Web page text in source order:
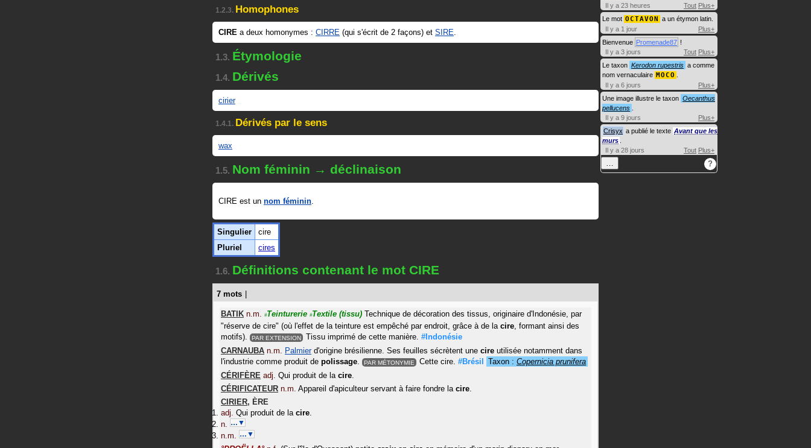
1.2.3. Homophones
CIRE a deux homonymes : CIRRE (qui s'écrit de 2 façons) et SIRE.
1.3. Étymologie
1.4. Dérivés
cirier
1.4.1. Dérivés par le sens
wax
1.5. Nom féminin → déclinaison
CIRE est un nom féminin.
Singulier
cire
Pluriel
cires
1.6. Définitions contenant le mot CIRE
7 mots
BATIK n.m. #Teinturerie #Textile (tissu) Technique de décoration des tissus, originaire d'Indonésie, par
"réserve de cire" (où l'effet de la teinture est empêché par endroit, grâce à de la cire, formant ainsi des
motifs).
PAR EXTENSION Tissu imprimé de cette manière. #Indonésie
CARNAUBA n.m. Palmierd'origine brésilienne. Ses feuilles sécrètent une cire utilisée notamment dans
l'industrie comme produit de polissage. PAR MÉTONYMIE Cette cire. #Brésil Taxon : Copernicia prunifera
CÉRIFÈRE adj. Qui produit de la cire.
CÉRIFICATEUR n.m. Appareil d'apiculteur servant à faire fondre la cire.
CIRIER, ÈRE
adj. Qui produit de la cire.
n. …▼
n.m. …▼
Il y a 23 heures
Tout Plus+
Le mot OCTAVON a un étymon latin.
Il y a 1 jour
Plus+
Bienvenue Promenade87 !
Il y a 3 jours
Tout Plus+
Le taxon Kerodon rupestris a comme
nom vernaculaire MOCO
Il y a 6 jours
Plus+
Une image illustre le taxon Oecanthus
pellucens
Il y a 9 jours
Plus+
Crisyx a publié le texte Avant que les
murs
Il y a 28 jours
Tout Plus+
… ?